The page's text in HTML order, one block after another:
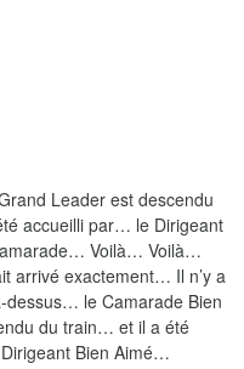
Leader est descendu
accueilli par… le Dirigeant
Voilà… Voilà…
arrivé exactement… Il n’y a
dessus… le Camarade Bien
du train… et il a été
Bien Aimé…